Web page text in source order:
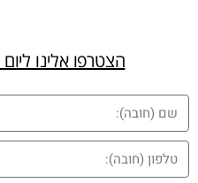
הצטרפו אלינו